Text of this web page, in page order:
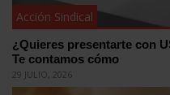
Acción Sindical
¿Quieres presentarte con
Te contamos cómo
29 JULIO, 2026